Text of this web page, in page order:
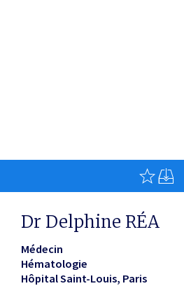
Dr Delphine RÉA
Médecin
Hématologie
Hôpital Saint-Louis Paris